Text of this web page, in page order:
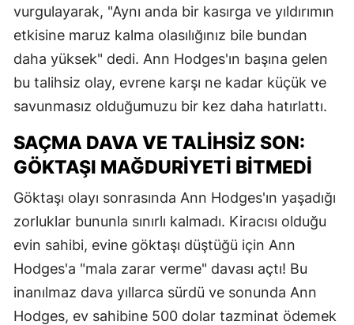
vurgulayarak, "Aynı anda bir kasırga ve yıldırımın
etkisine maruz kalma olasılığınız bile bundan
daha yüksek" dedi. Ann Hodges'ın başına gelen
bu talihsiz olay, evrene karşı ne kadar küçük ve
savunmasız olduğumuzu bir kez daha hatırlattı.
SAÇMA DAVA VE TALIHSIZ SON:
GÖKTAŞI MAĞDURIYETI BITMEDI
Göktaşı olayı sonrasında Ann Hodges'ın yaşadığı
zorluklar bununla sınırlı kalmadı. Kiracısı olduğu
evin sahibi, evine göktaşı düştüğü için Ann
Hodges'a "mala zarar verme" davası açtı! Bu
inanılmaz dava yıllarca sürdü ve sonunda Ann
Hodges, ev sahibine 500 dolar tazminat ödemek